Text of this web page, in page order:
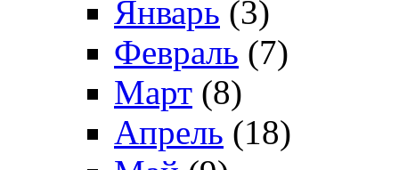
Январь (3)
Февраль (7)
Март (8)
Апрель (18)